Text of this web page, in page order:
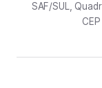
SAF/SUL,